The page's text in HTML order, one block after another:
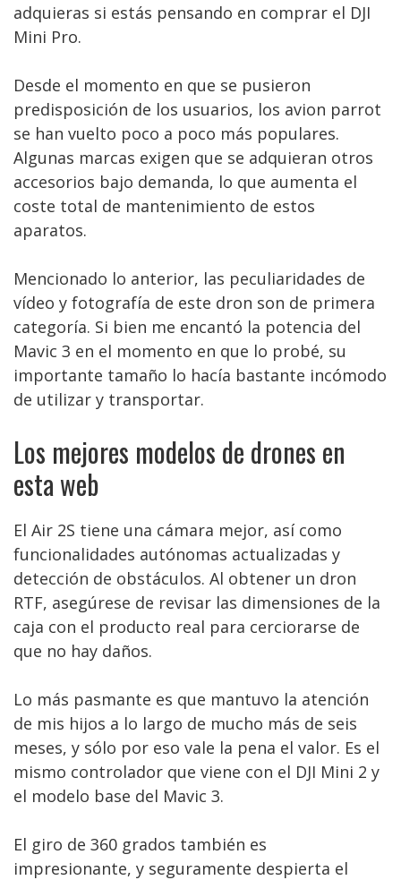
adquieras si estás pensando en comprar el DJI
Mini Pro.
Desde el momento en que se pusieron
predisposición de los usuarios, los avion parrot
se han vuelto poco a poco más populares.
Algunas marcas exigen que se adquieran otros
accesorios bajo demanda, lo que aumenta el
coste total de mantenimiento de estos
aparatos.
Mencionado lo anterior, las peculiaridades de
vídeo y fotografía de este dron son de primera
categoría. Si bien me encantó la potencia del
Mavic 3 en el momento en que lo probé, su
importante tamaño lo hacía bastante incómodo
de utilizar y transportar.
Los mejores modelos de drones en
esta web
El Air 2S tiene una cámara mejor, así como
funcionalidades autónomas actualizadas y
detección de obstáculos. Al obtener un dron
RTF, asegúrese de revisar las dimensiones de la
caja con el producto real para cerciorarse de
que no hay daños.
Lo más pasmante es que mantuvo la atención
de mis hijos a lo largo de mucho más de seis
meses, y sólo por eso vale la pena el valor. Es el
mismo controlador que viene con el DJI Mini 2 y
el modelo base del Mavic 3.
El giro de 360 grados también es
impresionante, y seguramente despierta el